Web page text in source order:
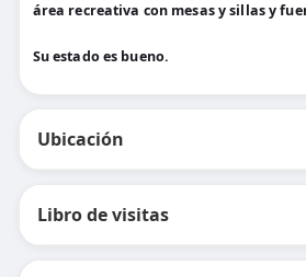
área recreativa con mesas y sillas y
Su estado es bueno.
Ubicación
Libro de visitas